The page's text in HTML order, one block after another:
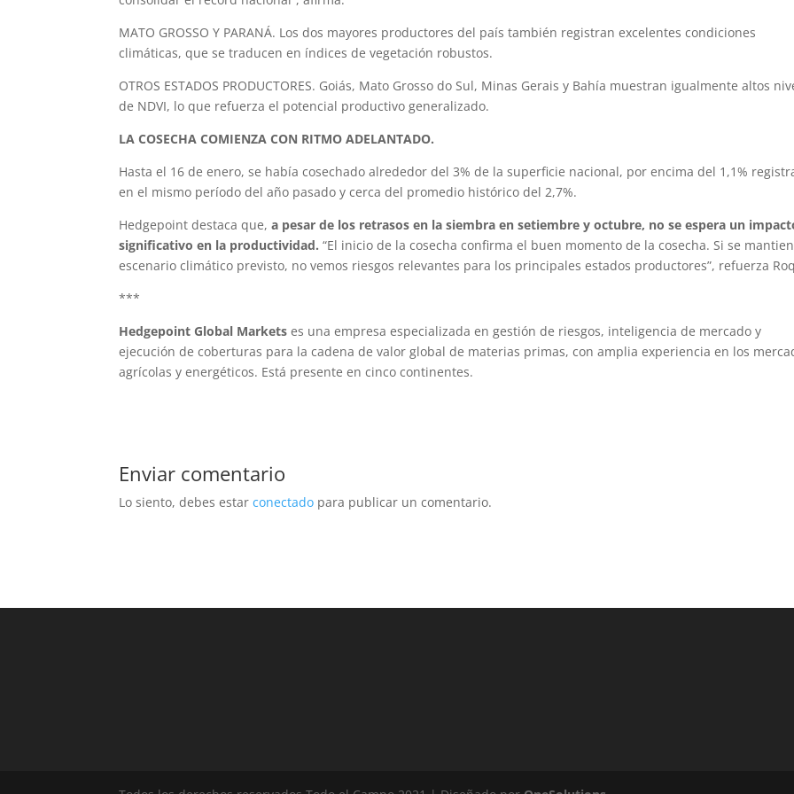
MATO GROSSO Y PARANÁ. Los dos mayores productores del país también registran excelentes condiciones
climáticas, que se traducen en índices de vegetación robustos.
OTROS ESTADOS PRODUCTORES. Goiás, Mato Grosso do Sul, Minas Gerais y Bahía muestran igualmente altos
de NDVI, lo que refuerza el potencial productivo generalizado.
LA COSECHA COMIENZA CON RITMO ADELANTADO.
Hasta el 16 de enero, se había cosechado alrededor del 3% de la superficie nacional, por encima del 1,1%
en el mismo período del año pasado y cerca del promedio histórico del 2,7%.
Hedgepoint destaca que,a pesar de los retrasos en la siembra en setiembre y octubre, no se espera un
significativo en la productividad. “El inicio de la cosecha confirma el buen momento de la cosecha. Si se
escenario climático previsto, no vemos riesgos relevantes para los principales estados productores”, refuerza
***
Hedgepoint Global Markets es una empresa especializada en gestión de riesgos, inteligencia de mercado y
ejecución de coberturas para la cadena de valor global de materias primas, con amplia experiencia en los
agrícolas y energéticos. Está presente en cinco continentes.
Enviar comentario
Lo siento, debes estarconectado para publicar un comentario.